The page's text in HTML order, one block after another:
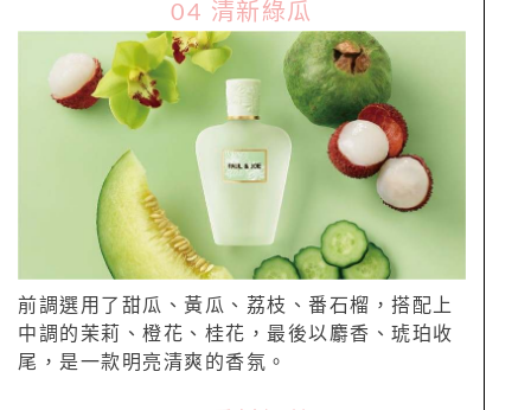
04 清新綠瓜
前調選用了甜瓜、黃瓜、荔枝、番石榴，搭配上
中調的茉莉、橙花、桂花，最後以麝香、琥珀收
尾，是一款明亮清爽的香氛。